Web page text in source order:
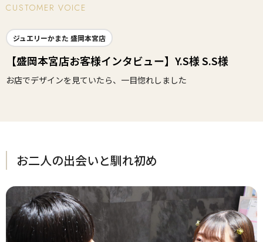
CUSTOMER VOICE
ジュエリーかまた 盛岡本宮店
【盛岡本宮店お客様インタビュー】Y.S様 S.S様
お店でデザインを見ていたら、一目惚れしました
お二人の出会いと馴れ初め